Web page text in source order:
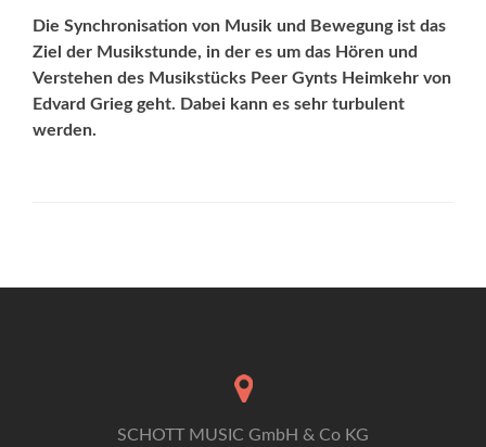
Die Synchronisation von Musik und Bewegung ist das
Ziel der Musikstunde, in der es um das Hören und
Verstehen des Musikstücks Peer Gynts Heimkehr von
Edvard Grieg geht. Dabei kann es sehr turbulent
werden.
SCHOTT MUSIC GmbH & Co KG